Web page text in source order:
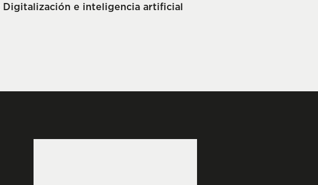
Digitalización e inteligencia artificial